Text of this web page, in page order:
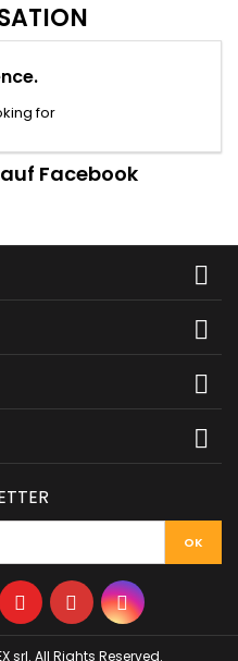
for
Facebook




srl. All Rights Reserved.